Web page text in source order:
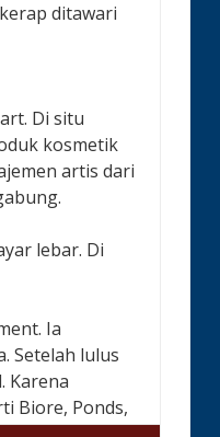
ditawari
Di situ
kosmetik
artis dari
lebar. Di
Ia
Setelah lulus
Karena
Biore, Ponds,